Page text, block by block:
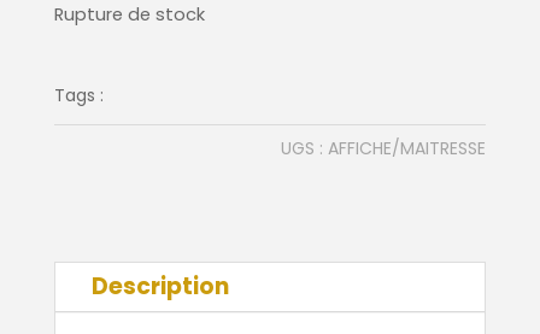
Rupture de stock
Tags :
UGS :AFFICHE/MAITRESSE
Description